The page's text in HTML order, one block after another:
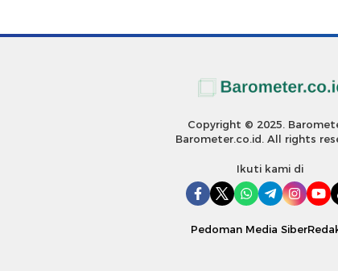
Copyright © 2025.
Barometer.co.id. All rights
Ikuti kami di
Pedoman Media Siber